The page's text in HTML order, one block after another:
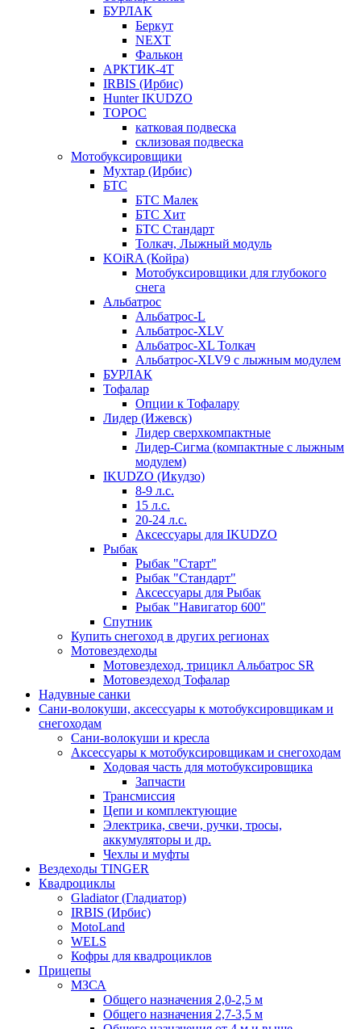
БУРЛАК
Беркут
NEXT
Фалькон
АРКТИК-4Т
IRBIS (Ирбис)
Hunter IKUDZO
ТОРОС
катковая подвеска
склизовая подвеска
Мотобуксировщики
Мухтар (Ирбис)
БТС
БТС Малек
БТС Хит
БТС Стандарт
Толкач, Лыжный модуль
KOiRA (Койра)
Мотобуксировщики для глубокого
снега
Альбатрос
Альбатрос-L
Альбатрос-XLV
Альбатрос-XL Толкач
Альбатрос-XLV9 с лыжным модулем
БУРЛАК
Тофалар
Опции к Тофалару
Лидер (Ижевск)
Лидер сверхкомпактные
Лидер-Сигма (компактные с лыжным
модулем)
IKUDZO (Икудзо)
8-9 л.с.
15 л.с.
20-24 л.с.
Аксессуары для IKUDZO
Рыбак
Рыбак "Старт"
Рыбак "Стандарт"
Аксессуары для Рыбак
Рыбак "Навигатор 600"
Спутник
Купить снегоход в других регионах
Мотовездеходы
Мотовездеход, трицикл Альбатрос SR
Мотовездеход Тофалар
Надувные санки
Сани-волокуши, аксессуары к мотобуксировщикам и
снегоходам
Сани-волокуши и кресла
Аксессуары к мотобуксировщикам и снегоходам
Ходовая часть для мотобуксировщика
Запчасти
Трансмиссия
Цепи и комплектующие
Электрика, свечи, ручки, тросы,
аккумуляторы и др.
Чехлы и муфты
Вездеходы TINGER
Квадроциклы
Gladiator (Гладиатор)
IRBIS (Ирбис)
MotoLand
WELS
Кофры для квадроциклов
Прицепы
МЗСА
Общего назначения 2,0-2,5 м
Общего назначения 2,7-3,5 м